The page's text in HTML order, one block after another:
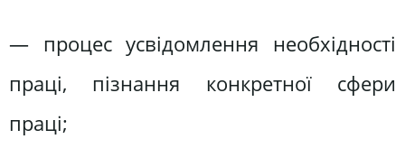
— процес усвідомлення необхідності
праці, пізнання конкретної сфери
праці;